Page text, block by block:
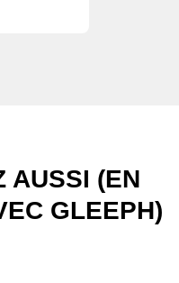
AUSSI (EN
GLEEPH)